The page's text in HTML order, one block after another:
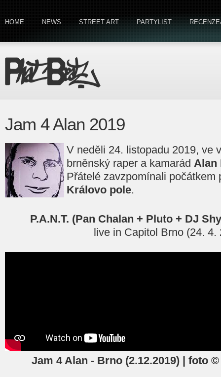
HOME NEWS STREET ART PARTYLIST
Jam 4 Alan 2019
V neděli 24. listopadu 2019, ve
brněnský raper a kamarád Alan
Přátelé zavzpomínali počátkem
Královo pole.
P.A.N.T. (Pan Chalan + Pluto + DJ
live in Capitol Brno (24. 4.
Jam 4 Alan - Brno (2.12.2019) | foto